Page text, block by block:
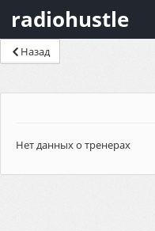
radiohustle
Назад
Нет данных о тренерах